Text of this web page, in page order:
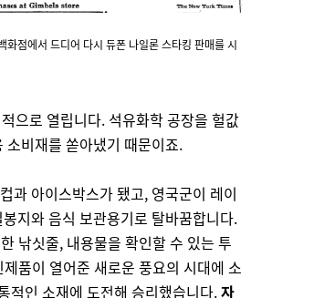
점에서 드디어 다시 듀폰 나일론 스타킹 판매를 시
으로 열립니다. 석유화학 공장을 헐값
비재를 쏟아냈기 때문이죠.
과 아이스박스가 됐고, 영국군이 레이
지와 음식 보관용기로 탈바꿈합니다.
낚싯줄, 내용물을 확인할 수 있는 투
품이 열어준 새로운 풍요의 시대에 소
적인 소재에 도전해 승리했습니다.자